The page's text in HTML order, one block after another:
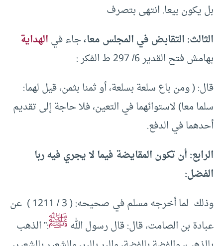
بل يكون بيعا. انتهى بتصرف
الثالث: التقابض في المجلس معا،جاء فيالهداية
بهامش فتح القدير 6/ 297 ط الفكر :
قال: ( ومن باع سلعة بسلعة، أو ثمنا بثمن، قيل لهما:
سلما معا) لاستوائهما في التعين، فلا حاجة إلى تقديم
أحدهما في الدفع.
الرابع: أن تكون المقايضة فيما لا يجري فيه ربا
الفضل:
وذلك لما أخرجه مسلم في صحيحه: ( 3 / 1211 ) عن
عبادة بن الصامت، قال: قال رسول اللهﷺ:” الذهب